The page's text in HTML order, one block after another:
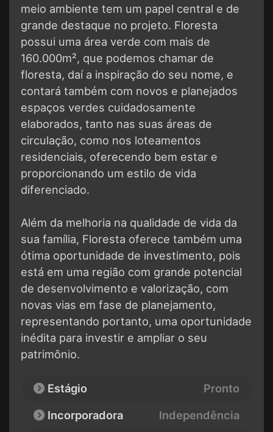
meio ambiente tem um papel central e de
grande destaque no projeto. Floresta
possui uma área verde com mais de
160.000m², que podemos chamar de
floresta, daí a inspiração do seu nome, e
contará também com novos e planejados
espaços verdes cuidadosamente
elaborados, tanto nas suas áreas de
circulação, como nos loteamentos
residenciais, oferecendo bem estar e
proporcionando um estilo de vida
diferenciado.
Além da melhoria na qualidade de vida da
sua família, Floresta oferece também uma
ótima oportunidade de investimento, pois
está em uma região com grande potencial
de desenvolvimento e valorização, com
novas vias em fase de planejamento,
representando portanto, uma oportunidade
inédita para investir e ampliar o seu
patrimônio.
Estágio
Pronto
Incorporadora
Independência